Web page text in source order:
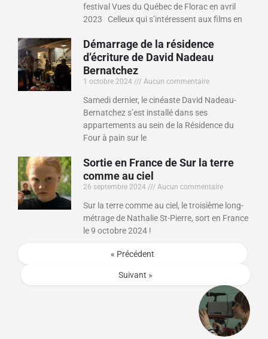
festival Vues du Québec de Florac en avril
2023 Celleux qui s’intéressent aux films en
Démarrage de la résidence
d’écriture de David Nadeau
Bernatchez
1 octobre 2024 Aucun commentaire
Samedi dernier, le cinéaste David Nadeau-
Bernatchez s’est installé dans ses
appartements au sein de la Résidence du
Four à pain sur le
Sortie en France de Sur la terre
comme au ciel
26 septembre 2024 Aucun commentaire
Sur la terre comme au ciel, le troisième long-
métrage de Nathalie St-Pierre, sort en France
le 9 octobre 2024 !
« Précédent
Suivant »